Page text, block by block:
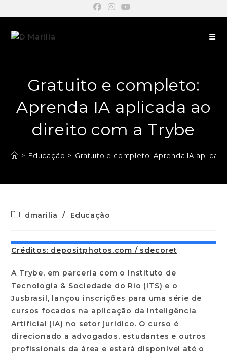
Gratuito e completo:
Aprenda IA aplicada ao
direito com a Trybe
> Educação > Gratuito e completo: Aprenda IA
dmarilia / Educação
Créditos: depositphotos.com / sdecoret
A Trybe, em parceria com o Instituto de
Tecnologia & Sociedade do Rio (ITS) e o
Jusbrasil, lançou inscrições para uma série de
cursos focados na aplicação da Inteligência
Artificial (IA) no setor jurídico. O curso é
direcionado a advogados, estudantes e outros
profissionais da área e estará disponível até o